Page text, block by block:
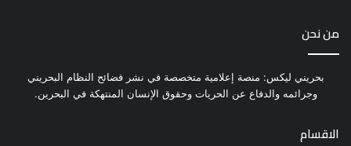
من نحن
بحريني ليكس: منصة إعلامية متخصصة في نشر فضائح النظام البحريني
وجرائمه والدفاع عن الحريات وحقوق الإنسان المنتهكة في البحرين.
الاقسام